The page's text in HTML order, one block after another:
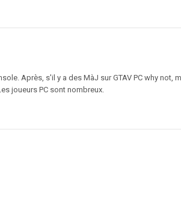
Après, s'il y a des MàJ sur GTAV PC why not,
joueurs PC sont nombreux.